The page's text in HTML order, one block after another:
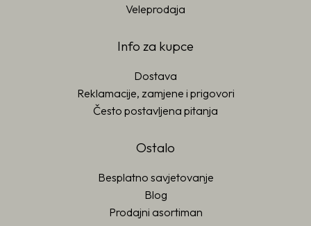
Veleprodaja
Info za kupce
Dostava
Reklamacije, zamjene i prigovori
Često postavljena pitanja
Ostalo
Besplatno savjetovanje
Blog
Prodajni asortiman